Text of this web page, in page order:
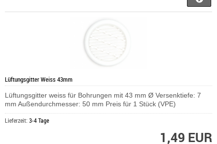
Lüftungsgitter Weiss 43mm
Lüftungsgitter weiss für Bohrungen mit 43 mm Ø Versenktiefe: 7
mm Außendurchmesser: 50 mm Preis für 1 Stück (VPE)
Lieferzeit: 3-4 Tage
1,49 EUR